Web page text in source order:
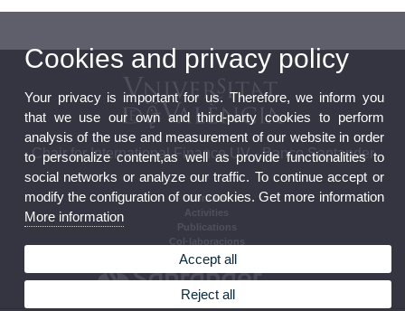
Chair for International Finance UV - Banco Santander
Contact
Activities
Publications
Col·laboracions
Cookies and privacy policy
Your privacy is important for us. Therefore, we inform you
that we use our own and third-party cookies to perform
analysis of the use and measurement of our website in order
to personalize content,as well as provide functionalities to
social networks or analyze our traffic. To continue accept or
modify the configuration of our cookies. Get more information
More information
Accept all
Reject all